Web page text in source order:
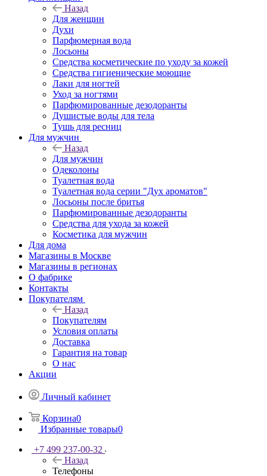
Назад
Для женщин
Духи
Парфюмерная вода
Лосьоны
Средства косметические по уходу за кожей
Средства гигиенические моющие
Лаки для ногтей
Уход за ногтями
Парфюмированные дезодоранты
Душистые воды для тела
Тушь для ресниц
Для мужчин
Назад
Для мужчин
Одеколоны
Туалетная вода
Туалетная вода серии "Дух ароматов"
Лосьоны после бритья
Парфюмированные дезодоранты
Средства для ухода за кожей
Косметика для мужчин
Для дома
Магазины в Москве
Магазины в регионах
О фабрике
Контакты
Покупателям
Назад
Покупателям
Условия оплаты
Доставка
Гарантия на товар
О нас
Акции
Личный кабинет
Корзина0
Избранные товары0
+7 499 237-00-32
Назад
Телефоны